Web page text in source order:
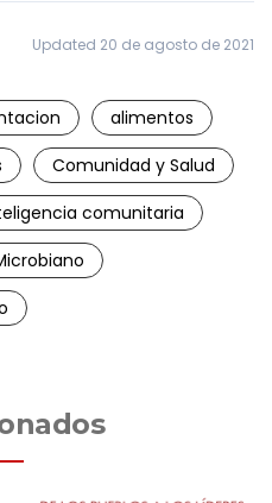
Updated 20 de agosto de 2021
alimentos
Comunidad y Salud
comunitaria